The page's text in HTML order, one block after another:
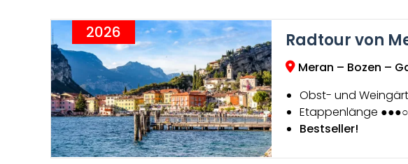
2026 Radtour von
Meran – Bozen –
Obst- und
Etappenlänge
Bestseller!